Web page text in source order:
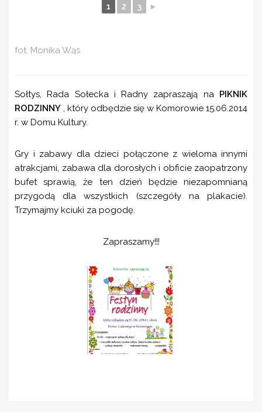
1 2 3 ►
fot. Monika Wąs
Sołtys, Rada Sołecka i Radny zapraszają na PIKNIK
RODZINNY , który odbędzie się w Komorowie 15.06.2014
r. w Domu Kultury.
Gry i zabawy dla dzieci połączone z wieloma innymi
atrakcjami, zabawa dla dorosłych i obficie zaopatrzony
bufet sprawią, że ten dzień będzie niezapomnianą
przygodą dla wszystkich (szczegóły na plakacie).
Trzymajmy kciuki za pogodę.
Zapraszamy!!!